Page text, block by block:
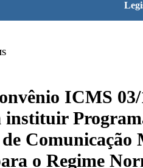
ICMS
de
o Regime